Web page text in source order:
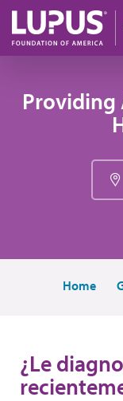
Pasar al contenido
Providing
Home
¿Le